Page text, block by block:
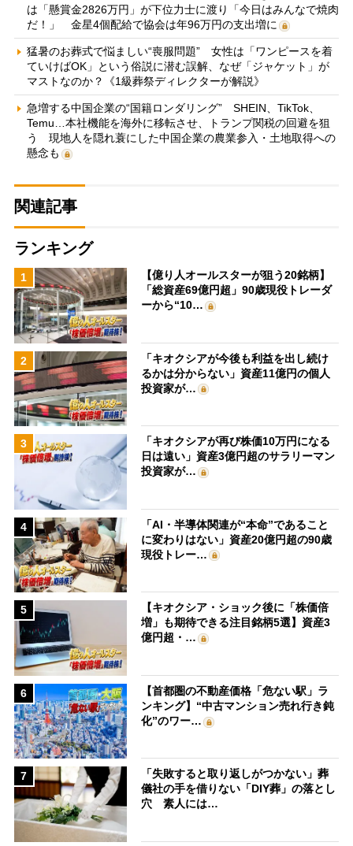
は「懸賞金2826万円」が下位力士に渡り「今日はみんなで焼肉
だ！」 金星4個配給で協会は年96万円の支出増に
猛暑のお葬式で悩ましい“喪服問題” 女性は「ワンピースを着
ていけばOK」という俗説に潜む誤解、なぜ「ジャケット」が
マストなのか？《1級葬祭ディレクターが解説》
急増する中国企業の“国籍ロンダリング” SHEIN、TikTok、
Temu…本社機能を海外に移転させ、トランプ関税の回避を狙
う 現地人を隠れ蓑にした中国企業の農業参入・土地取得への
懸念も
関連記事
ランキング
1
【億り人オールスターが狙う20銘柄】
「総資産69億円超」90歳現役トレーダ
ーから“10…
2
「キオクシアが今後も利益を出し続け
るかは分からない」資産11億円の個人
投資家が…
3
「キオクシアが再び株価10万円になる
日は遠い」資産3億円超のサラリーマン
投資家が…
4
「AI・半導体関連が“本命”であること
に変わりはない」資産20億円超の90歳
現役トレー…
5
【キオクシア・ショック後に「株価倍
増」も期待できる注目銘柄5選】資産3
億円超・…
6
【首都圏の不動産価格「危ない駅」ラ
ンキング】“中古マンション売れ行き鈍
化”のワー…
7
「失敗すると取り返しがつかない」葬
儀社の手を借りない「DIY葬」の落とし
穴 素人には…